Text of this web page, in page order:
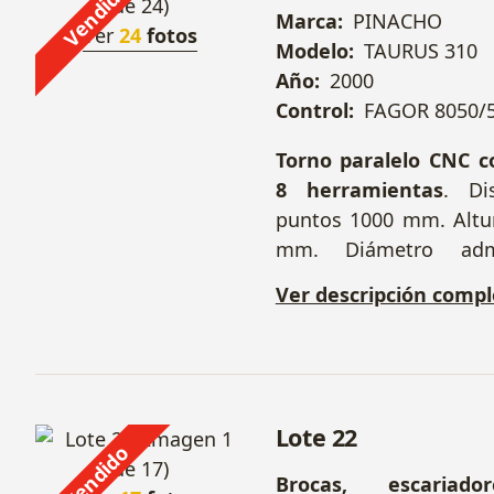
Ver24 fotos
Marca: PINACHO
Modelo: TAURUS 310
Año: 2000
Control: FAGOR 8050/
Torno paralelo CNC
8 herramientas.
puntos 1000 mm.
mm. Diámetro
longitudinal 580
bancada 350 mm.
velocidades 0 - 2500
Desplazamientos
Ver descripción
Vendido
Lote 22
Brocas,